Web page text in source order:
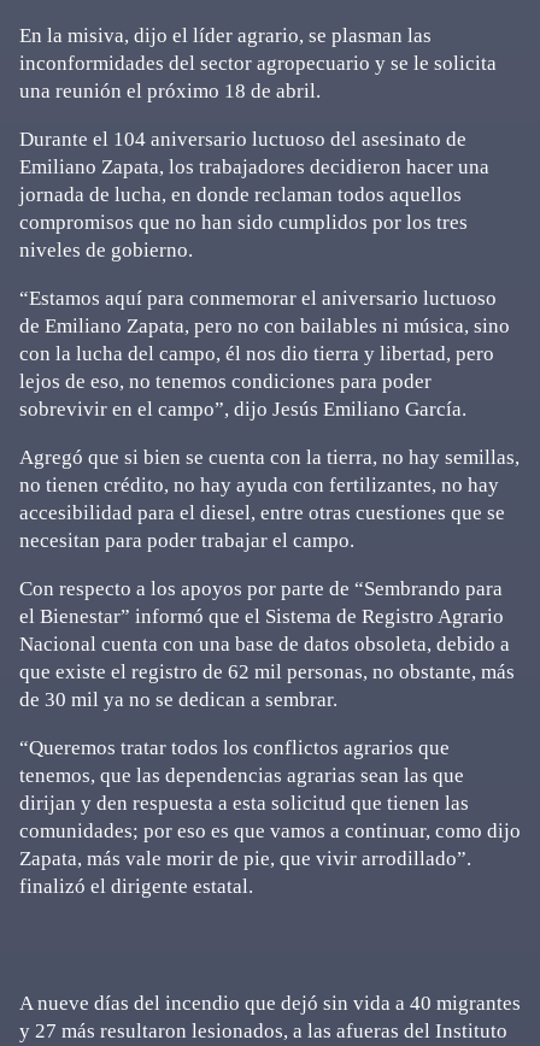
En la misiva, dijo el líder agrario, se plasman las
inconformidades del sector agropecuario y se le solicita
una reunión el próximo 18 de abril.
Durante el 104 aniversario luctuoso del asesinato de
Emiliano Zapata, los trabajadores decidieron hacer una
jornada de lucha, en donde reclaman todos aquellos
compromisos que no han sido cumplidos por los tres
niveles de gobierno.
“Estamos aquí para conmemorar el aniversario luctuoso
de Emiliano Zapata, pero no con bailables ni música, sino
con la lucha del campo, él nos dio tierra y libertad, pero
lejos de eso, no tenemos condiciones para poder
sobrevivir en el campo”, dijo Jesús Emiliano García.
Agregó que si bien se cuenta con la tierra, no hay semillas,
no tienen crédito, no hay ayuda con fertilizantes, no hay
accesibilidad para el diesel, entre otras cuestiones que se
necesitan para poder trabajar el campo.
Con respecto a los apoyos por parte de “Sembrando para
el Bienestar” informó que el Sistema de Registro Agrario
Nacional cuenta con una base de datos obsoleta, debido a
que existe el registro de 62 mil personas, no obstante, más
de 30 mil ya no se dedican a sembrar.
“Queremos tratar todos los conflictos agrarios que
tenemos, que las dependencias agrarias sean las que
dirijan y den respuesta a esta solicitud que tienen las
comunidades; por eso es que vamos a continuar, como dijo
Zapata, más vale morir de pie, que vivir arrodillado”.
finalizó el dirigente estatal.
A nueve días del incendio que dejó sin vida a 40 migrantes
y 27 más resultaron lesionados, a las afueras del Instituto